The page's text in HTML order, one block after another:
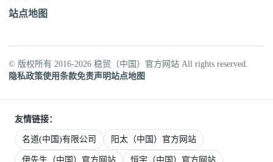
站点地图
© 版权所有 2016-2026 稳贸（中国）官方网站 All rights reserved.
隐私政策使用条款免责声明站点地图
友情链接：
名道(中国)有限公司 阳太（中国）官方网站
伊先生（中国）官方网站 恒宇（中国）官方网站